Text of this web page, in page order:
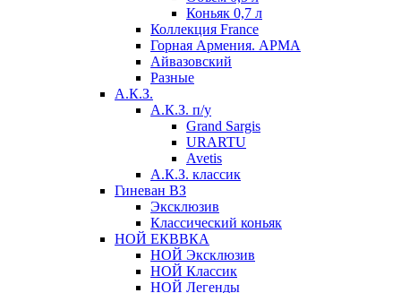
Коньяк 0,7 л
Коллекция France
Горная Армения. АРМА
Айвазовский
Разные
А.К.З.
А.К.З. п/у
Grand Sargis
URARTU
Avetis
А.К.З. классик
Гиневан ВЗ
Эксклюзив
Классический коньяк
НОЙ ЕКВВКА
НОЙ Эксклюзив
НОЙ Классик
НОЙ Легенды